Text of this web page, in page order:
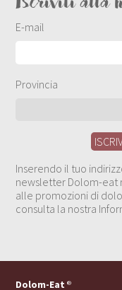
E-mail
Provincia
Inserendo il tuo
newsletter Dolom-eat
alle promozioni di
consulta la nostra
Dolom-Eat ®